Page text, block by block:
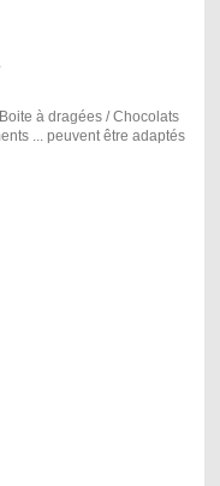
à dragées / Chocolats
... peuvent être adaptés